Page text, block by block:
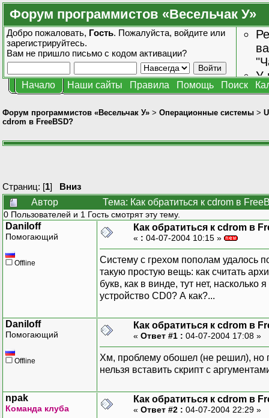
Форум программистов «Весельчак У»
Добро пожаловать, Гость. Пожалуйста, войдите или
зарегистрируйтесь.
Вам не пришло письмо с кодом активации?
У
Начало Наши сайты Правила Помощь Поиск
Форум программистов «Весельчак У» > Операционные системы >
cdrom в FreeBSD?
Страниц: [1] Вниз
Автор
Тема: Как обратиться к cdrom в
0 Пользователей и 1 Гость смотрят эту тему.
Daniloff
Помогающий
Offline
Как обратиться к cdrom в
« : 04-07-2004 10:15 »
Систему с грехом пополам удалось
такую простую вещь: как считать
букв, как в винде, тут нет,
устройство CD0? А как?...
Daniloff
Помогающий
Offline
Как обратиться к cdrom в
« Ответ #1 : 04-07-2004 17:08 »
Хм, проблему обошел (не решил), но
нельзя вставить скрипт с
npak
Команда клуба
Как обратиться к cdrom в
« Ответ #2 : 04-07-2004 22:29 »